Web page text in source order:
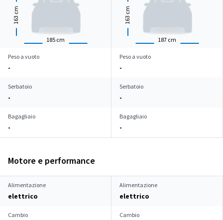
185 cm
163
cm
187 cm
163
cm
Peso a vuoto
-
Peso a vuoto
-
Serbatoio
-
Serbatoio
-
Bagagliaio
-
Bagagliaio
-
Motore e performance
Alimentazione
elettrico
Alimentazione
elettrico
Cambio Cambio